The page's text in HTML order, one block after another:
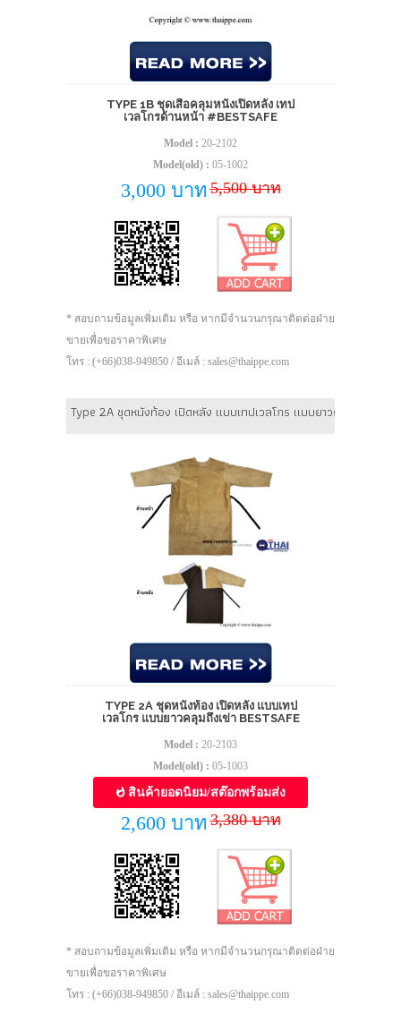
TYPE 1B ชุดเสื้อคลุมหนังเปิดหลัง เทป
เวลโกรด้านหน้า #BESTSAFE
Model : 20-2102
Model(old) : 05-1002
3,000 บาท 5,500 บาท
* สอบถามข้อมูลเพิ่มเติม หรือ หากมีจำนวนกรุณาติดต่อฝ่าย
ขายเพื่อขอราคาพิเศษ
โทร : (+66)038-949850 / อีเมล์ : sales@thaippe.com
Type 2A ชุดหนังท้อง เปิดหลัง แบบเทปเวลโกร แบบยาวคลุมถึงเข่า
TYPE 2A ชุดหนังท้อง เปิดหลัง แบบเทป
เวลโกร แบบยาวคลุมถึงเข่า BESTSAFE
Model : 20-2103
Model(old) : 05-1003
สินค้ายอดนิยม/สต๊อกพร้อมส่ง
2,600 บาท 3,380 บาท
* สอบถามข้อมูลเพิ่มเติม หรือ หากมีจำนวนกรุณาติดต่อฝ่าย
ขายเพื่อขอราคาพิเศษ
โทร : (+66)038-949850 / อีเมล์ : sales@thaippe.com